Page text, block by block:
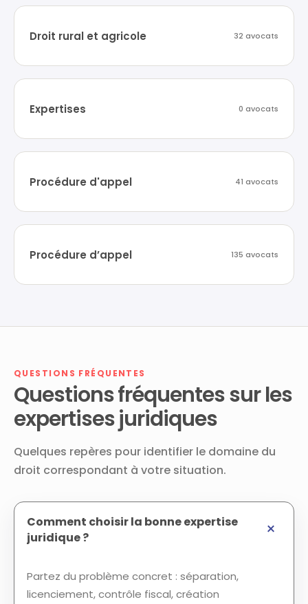
Droit rural et agricole 32 avocats
Expertises 0 avocats
Procédure d'appel 41 avocats
Procédure d’appel 135 avocats
QUESTIONS FRÉQUENTES
Questions fréquentes sur les
expertises juridiques
Quelques repères pour identifier le domaine du
droit correspondant à votre situation.
Comment choisir la bonne expertise
juridique ?
Partez du problème concret : séparation,
licenciement, contrôle fiscal, création